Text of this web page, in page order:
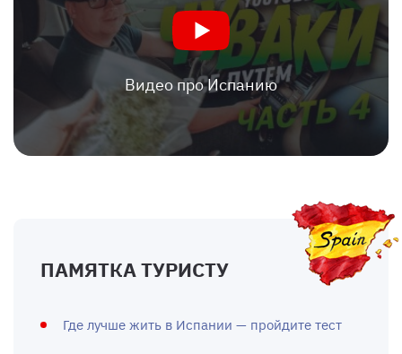
Видео про Испанию
ПАМЯТКА ТУРИСТУ
Где лучше жить в Испании — пройдите тест